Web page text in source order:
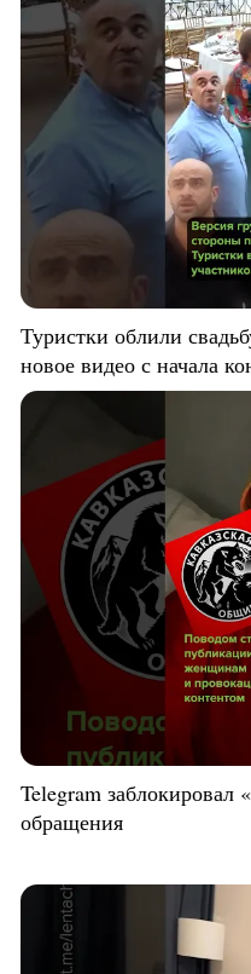
Туристки облили
новое видео с начала
Telegram
обращения